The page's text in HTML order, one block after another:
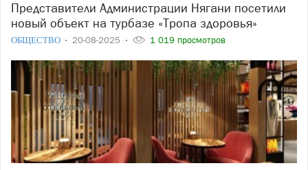
Представители Администрации Нягани посетили
новый объект на турбазе «Тропа здоровья»
ОБЩЕСТВО 20-08-2025 1 019 просмотров